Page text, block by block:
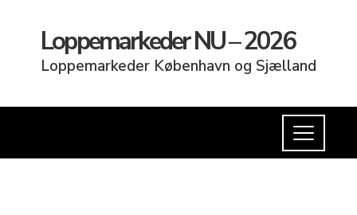
Loppemarkeder NU – 2026
Loppemarkeder København og Sjælland